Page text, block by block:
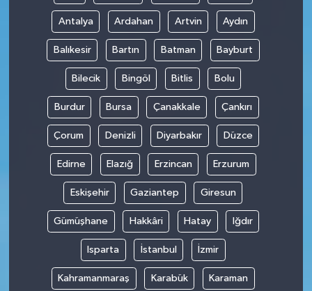
Antalya Ardahan Artvin Aydın
Balıkesir Bartın Batman Bayburt
Bilecik Bingöl Bitlis Bolu
Burdur Bursa Çanakkale Çankırı
Çorum Denizli Diyarbakır Düzce
Edirne Elazığ Erzincan Erzurum
Eskişehir Gaziantep Giresun
Gümüşhane Hakkâri Hatay Iğdır
Isparta İstanbul İzmir
Kahramanmaraş Karabük Karaman